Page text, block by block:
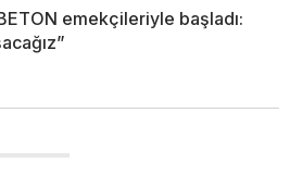
emekçileriyle başladı: